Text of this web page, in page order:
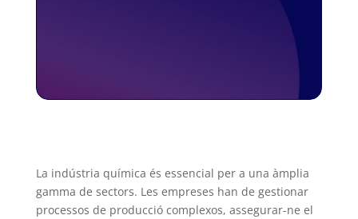
La indústria química és essencial per a una àmplia
gamma de sectors. Les empreses han de gestionar
processos de producció complexos, assegurar-ne el